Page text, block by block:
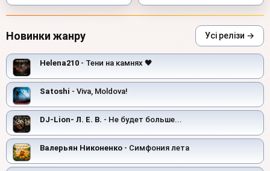
Новинки жанру Усі релізи →
Helena210 - Тени на камнях 🖤
Satoshi - Viva, Moldova!
DJ-Lion- Л. Е. В. - Не будет больше...
Валерьян Никоненко - Симфония лета